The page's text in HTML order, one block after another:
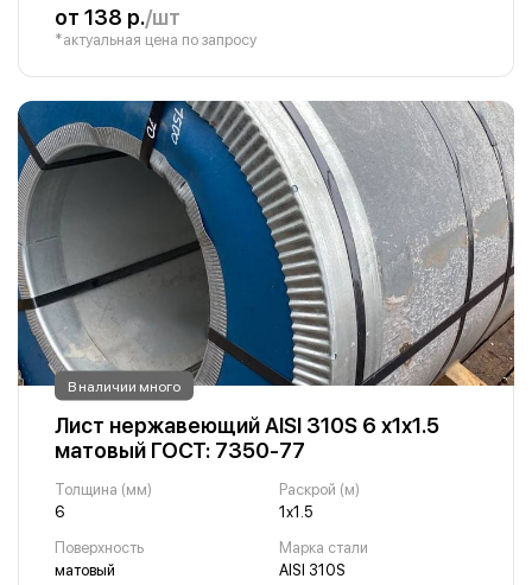
от 138 р./шт
*актуальная цена по запросу
В наличии много
Лист нержавеющий AISI 310S 6 х1х1.5
матовый ГОСТ: 7350-77
Толщина (мм)
6
Раскрой (м)
1х1.5
Поверхность
матовый
Марка стали
AISI 310S